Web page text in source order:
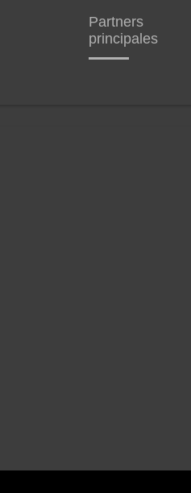
Partners
principales